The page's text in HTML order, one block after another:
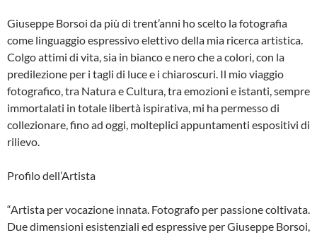
Giuseppe Borsoi da più di trent’anni ho scelto la fotografia
come linguaggio espressivo elettivo della mia ricerca artistica.
Colgo attimi di vita, sia in bianco e nero che a colori, con la
predilezione per i tagli di luce e i chiaroscuri. Il mio viaggio
fotografico, tra Natura e Cultura, tra emozioni e istanti, sempre
immortalati in totale libertà ispirativa, mi ha permesso di
collezionare, fino ad oggi, molteplici appuntamenti espositivi di
rilievo.
Profilo dell’Artista
“Artista per vocazione innata. Fotografo per passione coltivata.
Due dimensioni esistenziali ed espressive per Giuseppe Borsoi,